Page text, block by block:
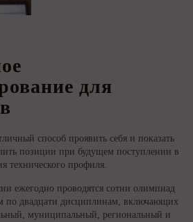
для
способ проявить себя и показать
позиции при будущем поступлении в
технического профиля.
ежегодно проводятся сотни олимпиад
по двадцати дисциплинам, включающих
муниципальный, региональный и